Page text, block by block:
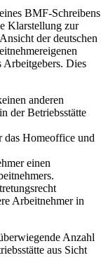
BMF-Schreibens
Klarstellung zur
der deutschen
Arbeitgebers. Dies
anderen
der Betriebsstätte
das Homeoffice und
einen
Arbeitnehmer in
Anzahl
aus Sicht